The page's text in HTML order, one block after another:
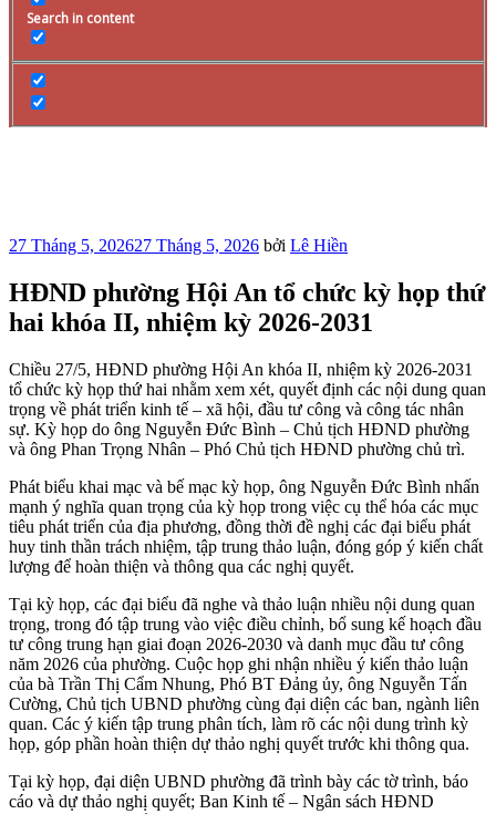
Search in content
Đăng
27 Tháng 5, 202627 Tháng 5, 2026 bởi Lê Hiền
HĐND phường Hội An tổ chức kỳ họp thứ
hai khóa II, nhiệm kỳ 2026-2031
Chiều 27/5, HĐND phường Hội An khóa II, nhiệm kỳ 2026-2031
tổ chức kỳ họp thứ hai nhằm xem xét, quyết định các nội dung quan
trọng về phát triển kinh tế – xã hội, đầu tư công và công tác nhân
sự. Kỳ họp do ông Nguyễn Đức Bình – Chủ tịch HĐND phường
và ông Phan Trọng Nhân – Phó Chủ tịch HĐND phường chủ trì.
Phát biểu khai mạc và bế mạc kỳ họp, ông Nguyễn Đức Bình nhấn
mạnh ý nghĩa quan trọng của kỳ họp trong việc cụ thể hóa các mục
tiêu phát triển của địa phương, đồng thời đề nghị các đại biểu phát
huy tinh thần trách nhiệm, tập trung thảo luận, đóng góp ý kiến chất
lượng để hoàn thiện và thông qua các nghị quyết.
Tại kỳ họp, các đại biểu đã nghe và thảo luận nhiều nội dung quan
trọng, trong đó tập trung vào việc điều chỉnh, bổ sung kế hoạch đầu
tư công trung hạn giai đoạn 2026-2030 và danh mục đầu tư công
năm 2026 của phường. Cuộc họp ghi nhận nhiều ý kiến thảo luận
của bà Trần Thị Cẩm Nhung, Phó BT Đảng ủy, ông Nguyễn Tấn
Cường, Chủ tịch UBND phường cùng đại diện các ban, ngành liên
quan. Các ý kiến tập trung phân tích, làm rõ các nội dung trình kỳ
họp, góp phần hoàn thiện dự thảo nghị quyết trước khi thông qua.
Tại kỳ họp, đại diện UBND phường đã trình bày các tờ trình, báo
cáo và dự thảo nghị quyết; Ban Kinh tế – Ngân sách HĐND